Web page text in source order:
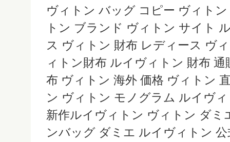
ヴィトン バッグ コピー ヴィト
トン ブランド ヴィトン サイト
ス ヴィトン 財布 レディース ヴ
ィトン財布 ルイヴィトン 財布
布 ヴィトン 海外 価格 ヴィトン
ン ヴィトン モノグラム ルイヴ
新作ルイヴィトン ヴィトン ダミ
ンバッグ ダミエ ルイヴィトン